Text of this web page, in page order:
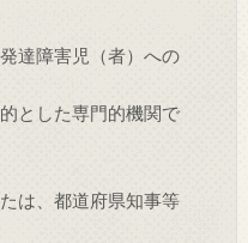
達障害児（者）への
とした専門的機関で
は、都道府県知事等